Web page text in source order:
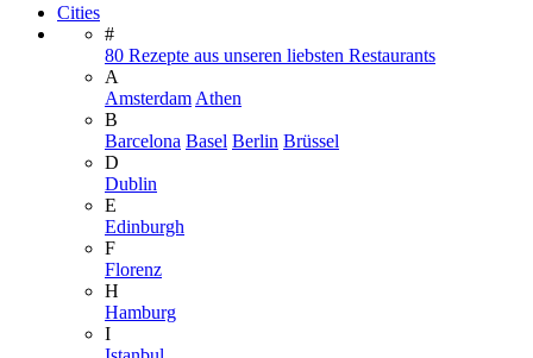
Cities
#
80 Rezepte aus unseren liebsten Restaurants
A
Amsterdam Athen
B
Barcelona Basel Berlin Brüssel
D
Dublin
E
Edinburgh
F
Florenz
H
Hamburg
I